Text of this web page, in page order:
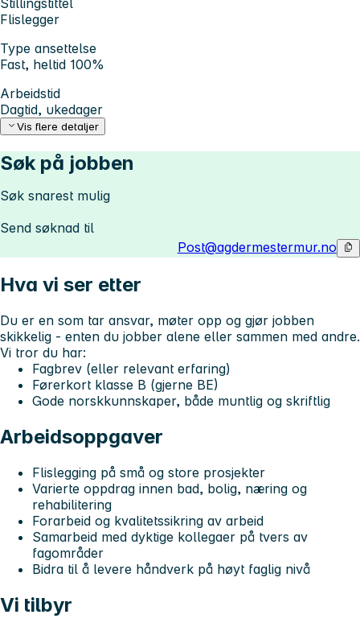
Flislegger
Type ansettelse
Fast, heltid 100%
Arbeidstid
Dagtid, ukedager
Vis flere detaljer
Søk på jobben
Søk snarest mulig
Send søknad til
Post@agdermestermur.no
Hva vi ser etter
Du er en som tar ansvar, møter opp og gjør jobben
skikkelig - enten du jobber alene eller sammen med andre.
Vi tror du har:
Fagbrev (eller relevant erfaring)
Førerkort klasse B (gjerne BE)
Gode norskkunnskaper, både muntlig og skriftlig
Arbeidsoppgaver
Flislegging på små og store prosjekter
Varierte oppdrag innen bad, bolig, næring og
rehabilitering
Forarbeid og kvalitetssikring av arbeid
Samarbeid med dyktige kollegaer på tvers av
fagområder
Bidra til å levere håndverk på høyt faglig nivå
Vi tilbyr